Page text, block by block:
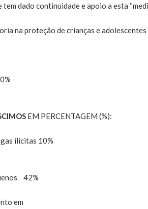
dado continuidade e apoio a esta
na proteção de crianças e adolescentes
EM PERCENTAGEM (%):
ilícitas 10%
42%
em